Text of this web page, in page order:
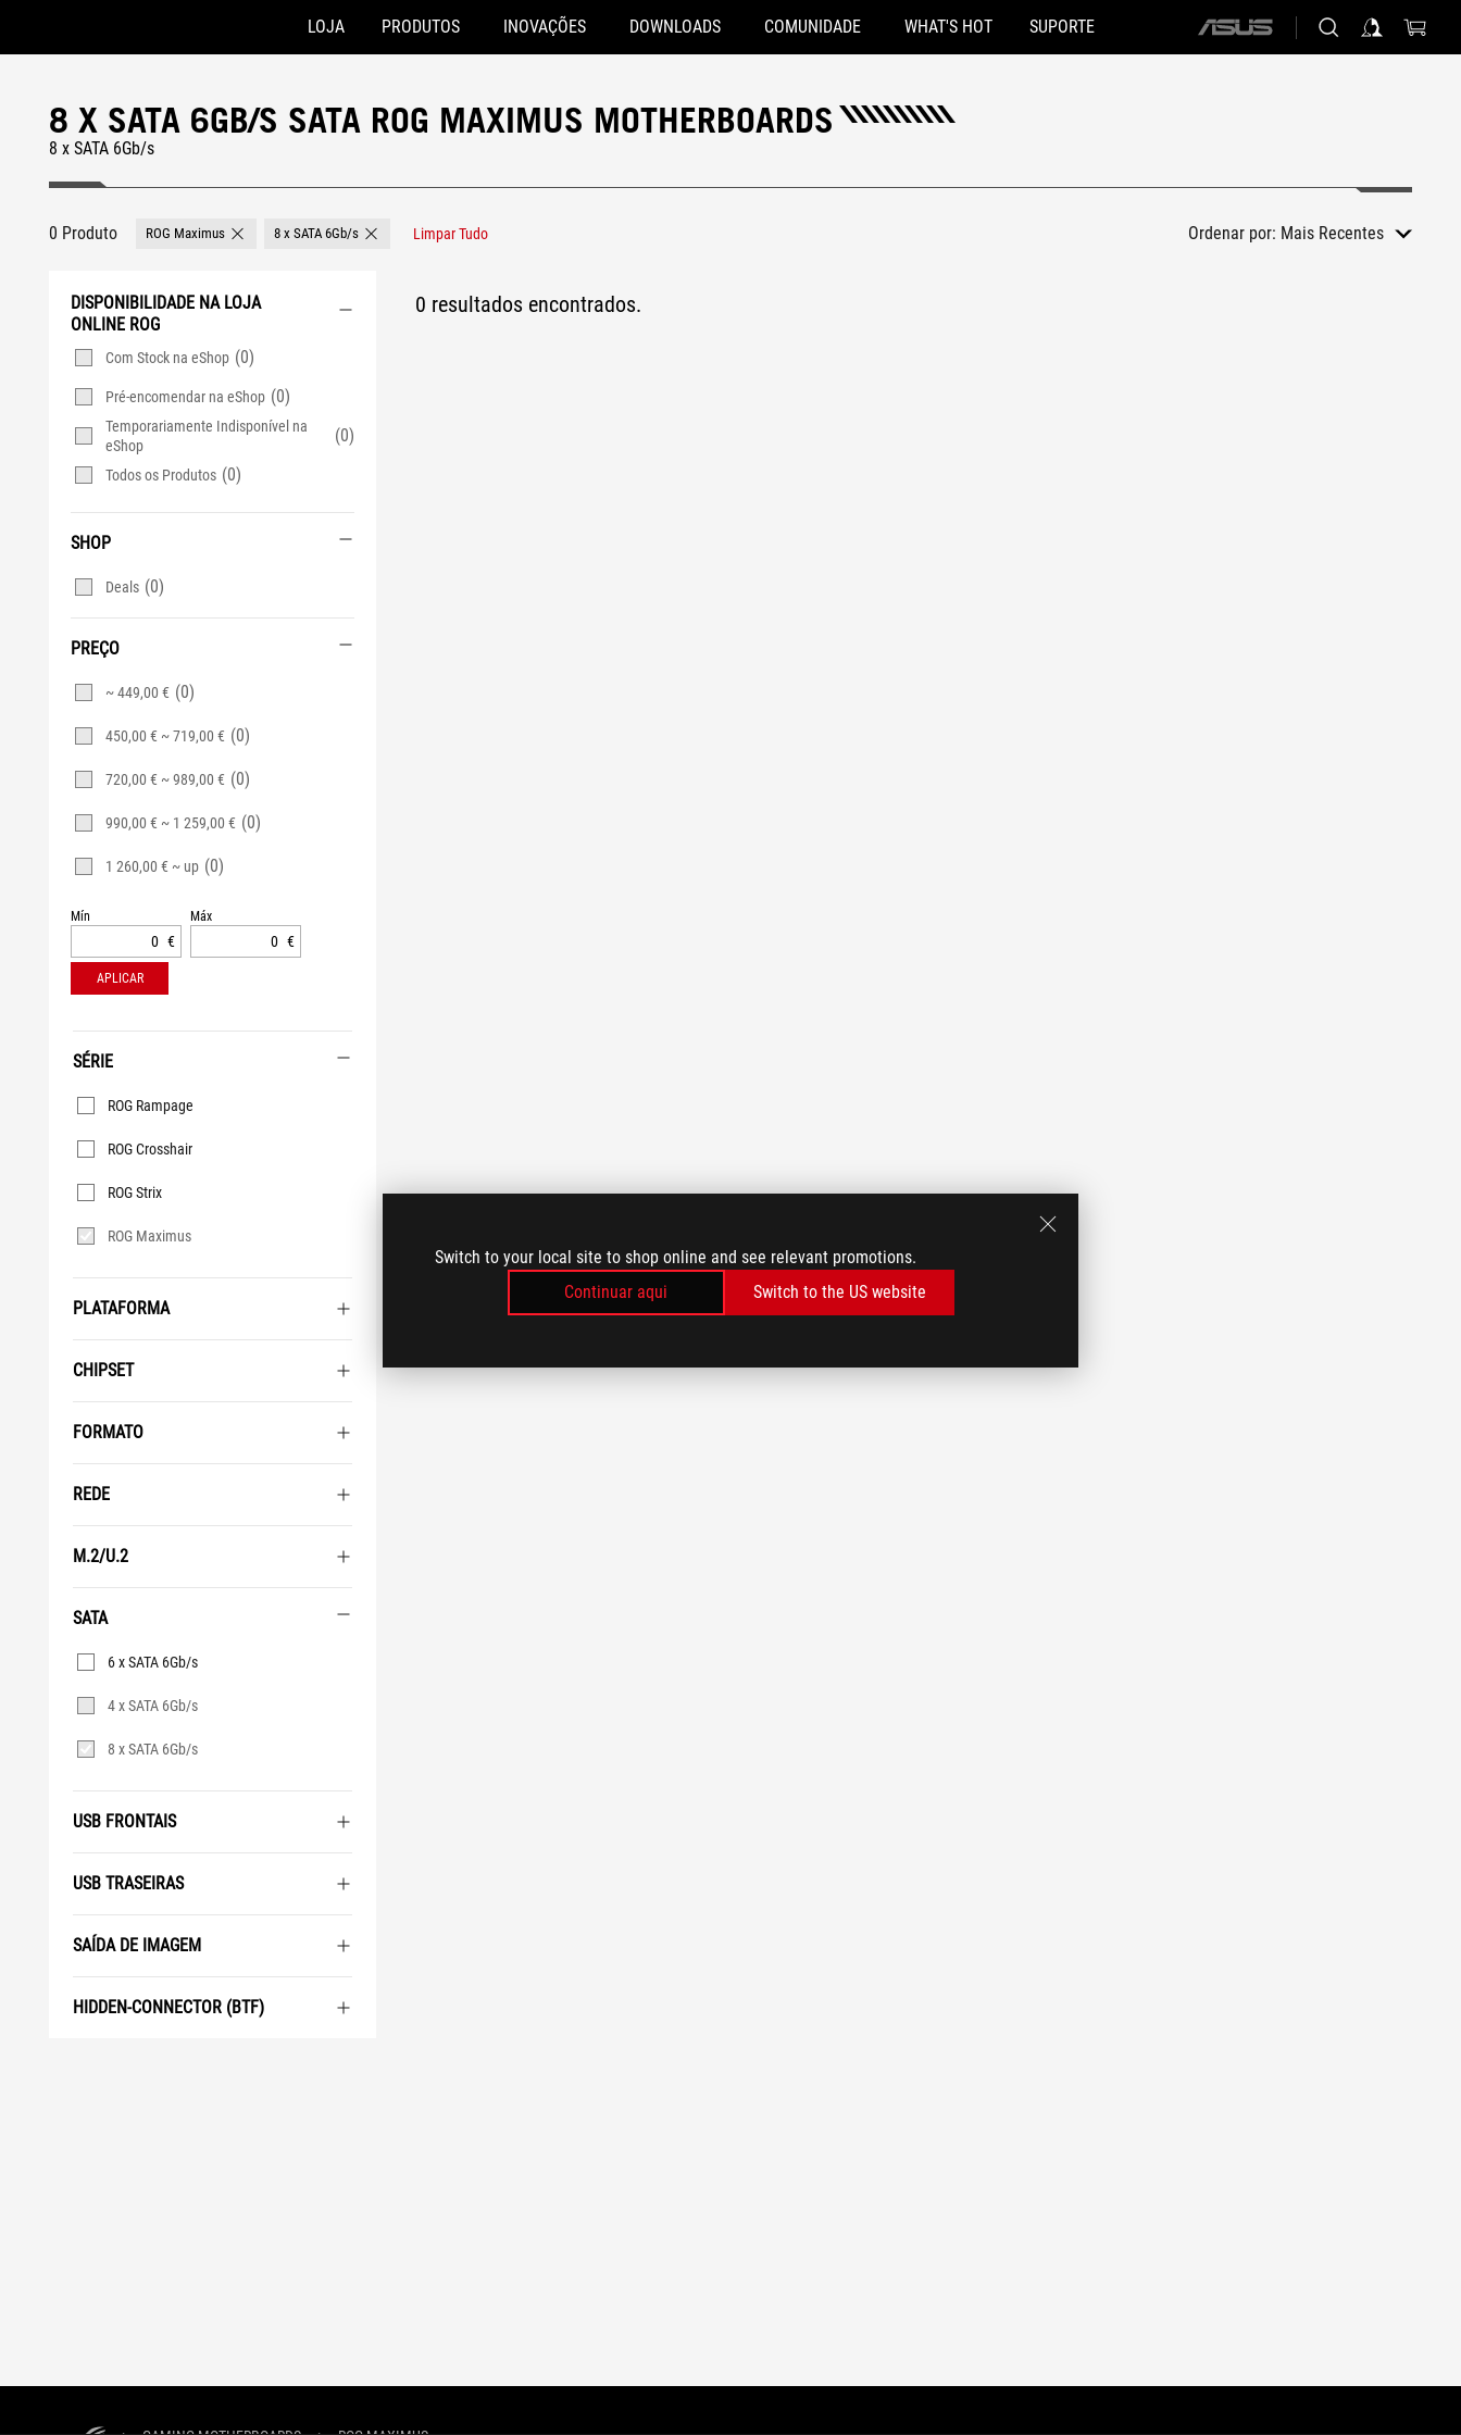
Switch to your local site to shop online and see relevant promotions.
Continuar aqui
Switch to the US website
Accessibility links
LOJA PRODUTOS INOVAÇÕES DOWNLOADS COMUNIDADE WHAT'S HOT SUPORTE
ASUS
8 X SATA 6GB/S SATA ROG MAXIMUS MOTHERBOARDS
8 x SATA 6Gb/s
0 Produto ROG Maximus Remove ROG Maximus
8 x SATA 6Gb/s Remove 8 x SATA 6Gb/s
Limpar Tudo Ordenar por: Mais Recentes
DISPONIBILIDADE NA LOJA
ONLINE ROG
Com Stock na eShop (0)
Pré-encomendar na eShop (0)
Temporariamente Indisponível na
eShop
(0)
Todos os Produtos (0)
SHOP
Deals (0)
PREÇO
~ 449,00 € (0)
450,00 € ~ 719,00 € (0)
720,00 € ~ 989,00 € (0)
990,00 € ~ 1 259,00 € (0)
1 260,00 € ~ up (0)
Mín
€
Máx
€
APLICAR
SÉRIE
Série
ROG Rampage
ROG Maximus
ROG Crosshair
ROG Strix
PLATAFORMA
CHIPSET
FORMATO
REDE
M.2/U.2
SATA
SATA
4 x SATA 6Gb/s
6 x SATA 6Gb/s
8 x SATA 6Gb/s
USB FRONTAIS
USB TRASEIRAS
SAÍDA DE IMAGEM
HIDDEN-CONNECTOR (BTF)
0 resultados encontrados.